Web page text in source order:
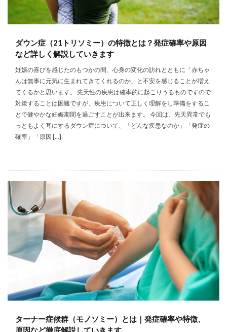
ダウン症（21トリソミー）の特徴とは？発症確率や原因
など詳しく解説していきます
妊娠の喜びを感じたのもつかの間、心身の変化の訪れとともに「赤ちゃ
んは無事に元気に生まれてきてくれるのか」と不安を感じることが増え
てくるかと思います。 先天性の疾患は確率的に起こりうるものですので
対策することは困難ですが、疾患について正しく理解をし準備をするこ
とで健やかな妊娠期間を過ごすことが出来ます。 今回は、先天異常でも
っともよく耳にするダウン症について、「どんな疾患なのか」「発症の
確率」「原因 […]
ターナー症候群（モノソミー）とは｜発症確率や特徴、
原因など徹底解説していきます